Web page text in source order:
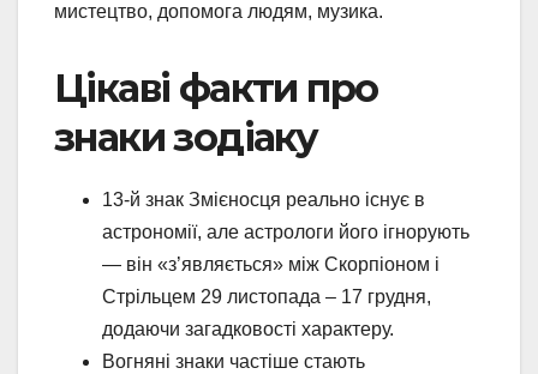
мистецтво, допомога людям, музика.
Цікаві факти про
знаки зодіаку
13-й знак Змієносця реально існує в
астрономії, але астрологи його ігнорують
— він «з’являється» між Скорпіоном і
Стрільцем 29 листопада – 17 грудня,
додаючи загадковості характеру.
Вогняні знаки частіше стають